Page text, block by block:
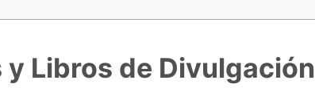
Libros de Divulgación